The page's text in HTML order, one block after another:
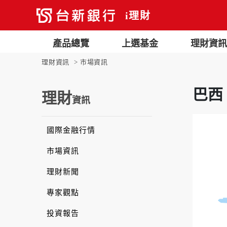
i理財
產品總覽 上選基金 理財資訊
理財資訊 市場資訊
理財資訊
國際金融行情
市場資訊
理財新聞
專家觀點
投資報告
巴西